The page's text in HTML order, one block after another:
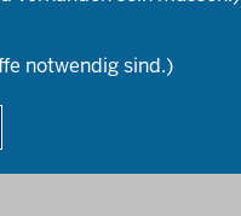
notwendig sind.)